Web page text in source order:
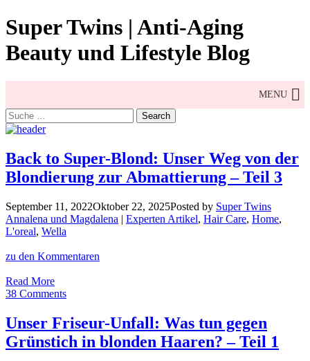
Skip
to
content
Super Twins | Anti-Aging
Beauty und Lifestyle Blog
MENU
Search
for:
Back to Super-Blond: Unser Weg von der
Blondierung zur Abmattierung – Teil 3
September 11, 2022Oktober 22, 2025Posted by Super Twins
Annalena und Magdalena | Experten Artikel, Hair Care, Home,
L'oreal, Wella
zu den Kommentaren
Read MoreBack
to
Blond:
Unser
Weg
38 Comments
Unser Friseur-Unfall: Was tun gegen
Grünstich in blonden Haaren? – Teil 1